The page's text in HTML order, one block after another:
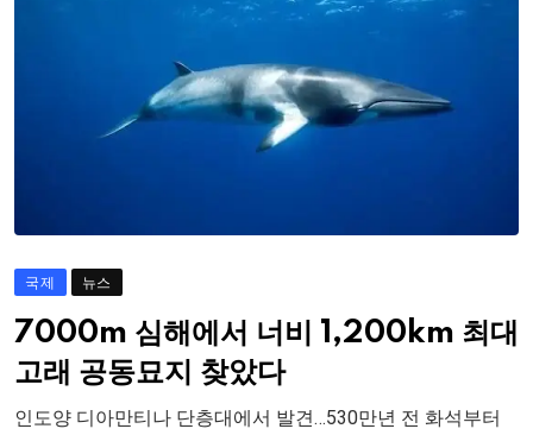
국제 뉴스
7000m 심해에서 너비 1,200km 최대
고래 공동묘지 찾았다
인도양 디아만티나 단층대에서 발견…530만년 전 화석부터